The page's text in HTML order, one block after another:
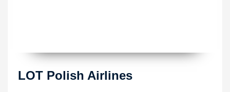
LOT Polish Airlines